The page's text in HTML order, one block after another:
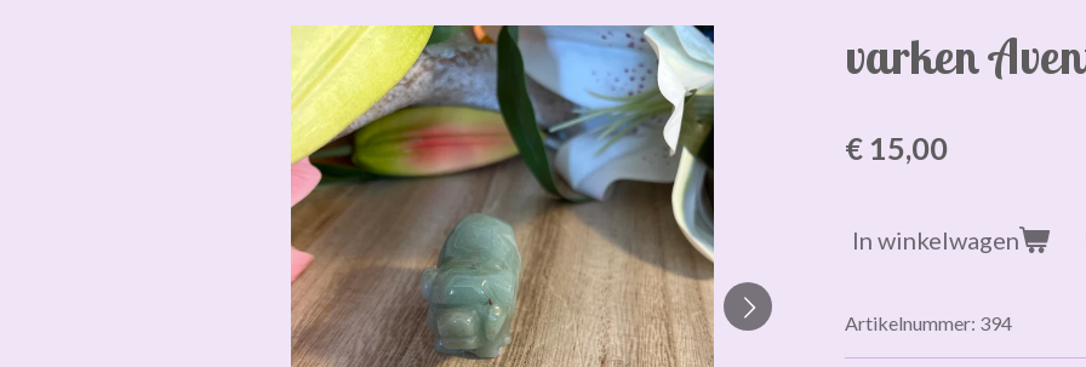
varken
€ 15,00
In winkelwagen
Artikelnummer: 394